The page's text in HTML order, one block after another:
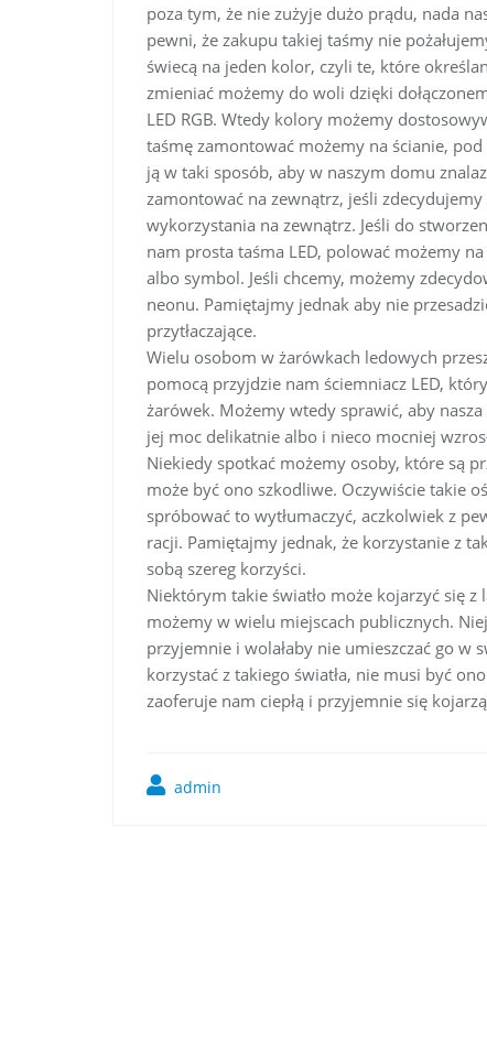
poza tym, że nie zużyje dużo prądu, nada
pewni, że zakupu takiej taśmy nie
świecą na jeden kolor, czyli te, które
zmieniać możemy do woli dzięki
LED RGB. Wtedy kolory możemy
taśmę zamontować możemy na ścianie,
ją w taki sposób, aby w naszym domu
zamontować na zewnątrz, jeśli
wykorzystania na zewnątrz. Jeśli do
nam prosta taśma LED, polować możemy
albo symbol. Jeśli chcemy, możemy
neonu. Pamiętajmy jednak aby nie
przytłaczające.
Wielu osobom w żarówkach ledowych
pomocą przyjdzie nam ściemniacz LED,
żarówek. Możemy wtedy sprawić, aby
jej moc delikatnie albo i nieco mocniej
Niekiedy spotkać możemy osoby, które są
może być ono szkodliwe. Oczywiście takie
spróbować to wytłumaczyć, aczkolwiek z
racji. Pamiętajmy jednak, że korzystanie z
sobą szereg korzyści.
Niektórym takie światło może kojarzyć się
możemy w wielu miejscach publicznych.
przyjemnie i wolałaby nie umieszczać go w
korzystać z takiego światła, nie musi być
zaoferuje nam ciepłą i przyjemnie się
admin